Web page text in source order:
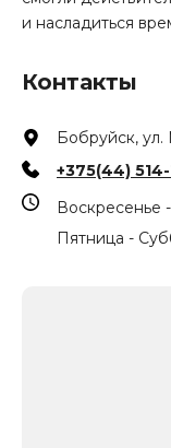
и насладиться
Контакты
Бобруйск, ул.
+375(44) 514-
Воскресенье
Пятница -